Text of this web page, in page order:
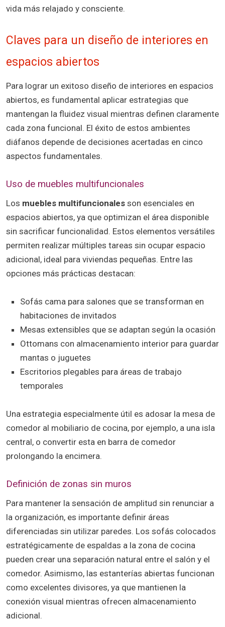
vida más relajado y consciente.
Claves para un diseño de interiores en
espacios abiertos
Para lograr un exitoso diseño de interiores en espacios
abiertos, es fundamental aplicar estrategias que
mantengan la fluidez visual mientras definen claramente
cada zona funcional. El éxito de estos ambientes
diáfanos depende de decisiones acertadas en cinco
aspectos fundamentales.
Uso de muebles multifuncionales
Los muebles multifuncionales son esenciales en
espacios abiertos, ya que optimizan el área disponible
sin sacrificar funcionalidad. Estos elementos versátiles
permiten realizar múltiples tareas sin ocupar espacio
adicional, ideal para viviendas pequeñas. Entre las
opciones más prácticas destacan:
Sofás cama para salones que se transforman en
habitaciones de invitados
Mesas extensibles que se adaptan según la ocasión
Ottomans con almacenamiento interior para guardar
mantas o juguetes
Escritorios plegables para áreas de trabajo
temporales
Una estrategia especialmente útil es adosar la mesa de
comedor al mobiliario de cocina, por ejemplo, a una isla
central, o convertir esta en barra de comedor
prolongando la encimera.
Definición de zonas sin muros
Para mantener la sensación de amplitud sin renunciar a
la organización, es importante definir áreas
diferenciadas sin utilizar paredes. Los sofás colocados
estratégicamente de espaldas a la zona de cocina
pueden crear una separación natural entre el salón y el
comedor. Asimismo, las estanterías abiertas funcionan
como excelentes divisores, ya que mantienen la
conexión visual mientras ofrecen almacenamiento
adicional.